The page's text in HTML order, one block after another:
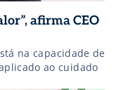
afirma CEO
na capacidade de
ao cuidado